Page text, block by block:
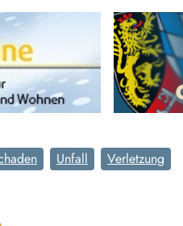
Unfall Verletzung